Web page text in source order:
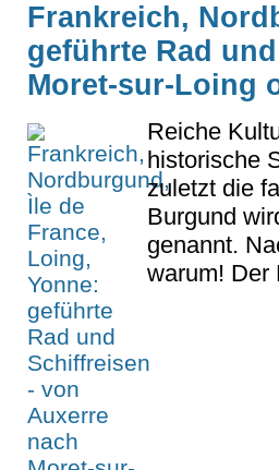
Frankreich,
geführte Rad
Moret-sur-Loing
Reiche
historische
zuletzt die
Burgund
genannt.
warum! Der